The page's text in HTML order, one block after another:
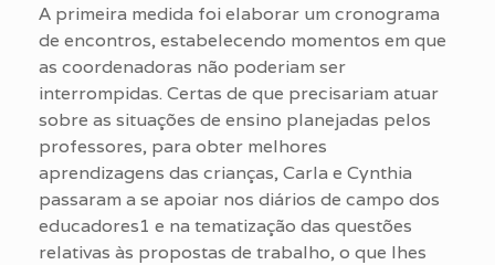
A primeira medida foi elaborar um cronograma
de encontros, estabelecendo momentos em que
as coordenadoras não poderiam ser
interrompidas. Certas de que precisariam atuar
sobre as situações de ensino planejadas pelos
professores, para obter melhores
aprendizagens das crianças, Carla e Cynthia
passaram a se apoiar nos diários de campo dos
educadores1 e na tematização das questões
relativas às propostas de trabalho, o que lhes